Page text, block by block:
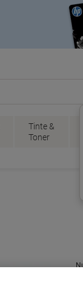
Tinte &
Toner